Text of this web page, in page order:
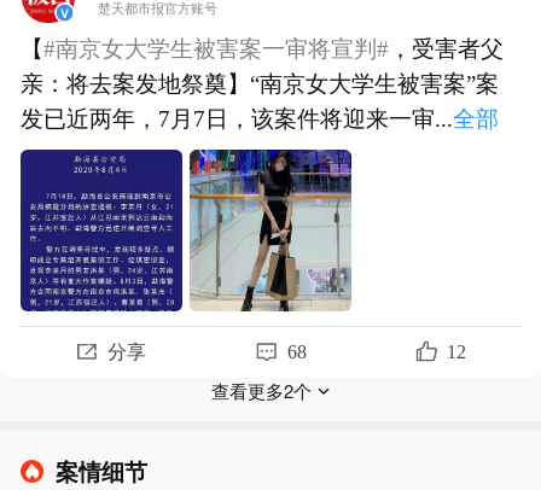
楚天都市报官方账号
【#南京女大学生被害案一审将宣判# ，受害者父
亲：将去案发地祭奠】“南京女大学生被害案”案
发已近两年，7月7日，该案件将迎来一审...全部
【#南京女大学生被害案一审将宣判#
亲：将去案发地祭奠】“南京女大学生被害案”案
发已近两年，7月7日，该案件将迎来一审宣...
部
分享 68 12
查看更多2个
案情细节